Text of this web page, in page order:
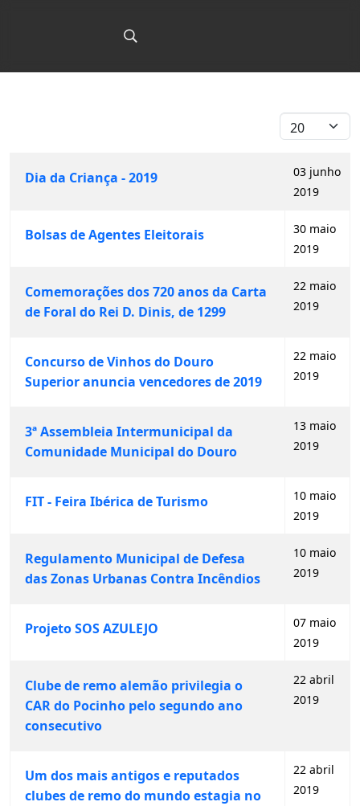
Qtd. a exibir
Dia da Criança - 2019
03 junho
2019
Bolsas de Agentes Eleitorais
30 maio
2019
Comemorações dos 720 anos da Carta
de Foral do Rei D. Dinis, de 1299
22 maio
2019
Concurso de Vinhos do Douro
Superior anuncia vencedores de 2019
22 maio
2019
3ª Assembleia Intermunicipal da
Comunidade Municipal do Douro
13 maio
2019
FIT - Feira Ibérica de Turismo
10 maio
2019
Regulamento Municipal de Defesa
das Zonas Urbanas Contra Incêndios
10 maio
2019
Projeto SOS AZULEJO
07 maio
2019
Clube de remo alemão privilegia o
CAR do Pocinho pelo segundo ano
consecutivo
22 abril
2019
Um dos mais antigos e reputados
clubes de remo do mundo estagia no
22 abril
2019